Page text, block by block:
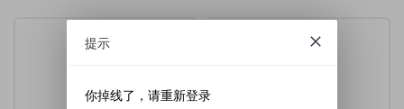
提示
你掉线了，请重新登录